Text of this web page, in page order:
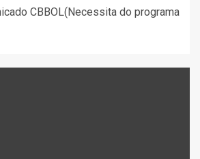
CBBOL(Necessita do programa